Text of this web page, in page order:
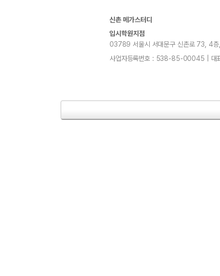
신촌 메가스터디
입시학원지점
03789 서울시 서대문구 신촌로 73, 4
사업자등록번호 : 538-85-00045 | 대